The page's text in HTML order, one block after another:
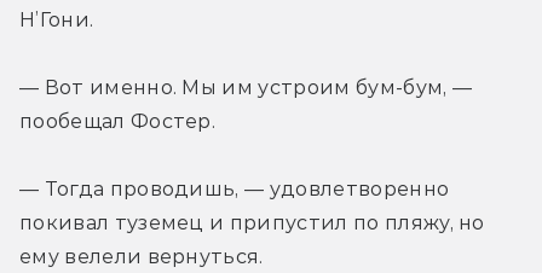
Н’Гони.
— Вот именно. Мы им устроим бум-бум, —
пообещал Фостер.
— Тогда проводишь, — удовлетворенно
покивал туземец и припустил по пляжу, но
ему велели вернуться.